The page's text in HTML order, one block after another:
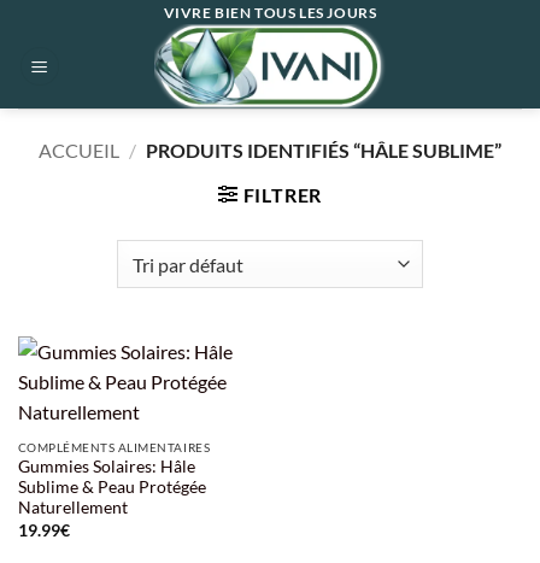
contenu
VIVRE BIEN TOUS LES JOURS
ACCUEIL / PRODUITS IDENTIFIÉS “HÂLE SUBLIME”
FILTRER
COMPLÉMENTS ALIMENTAIRES
Gummies Solaires: Hâle
Sublime & Peau Protégée
Naturellement
19.99€